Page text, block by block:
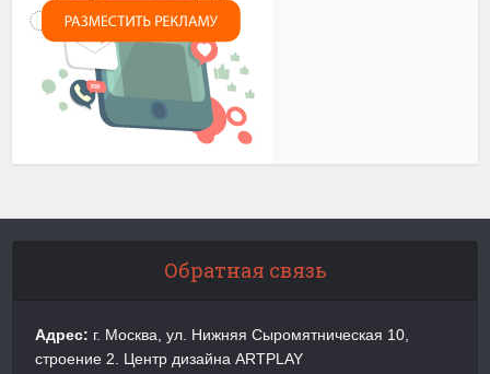
Обратная связь
Адрес: г. Москва, ул. Нижняя Сыромятническая 10,
строение 2. Центр дизайна ARTPLAY